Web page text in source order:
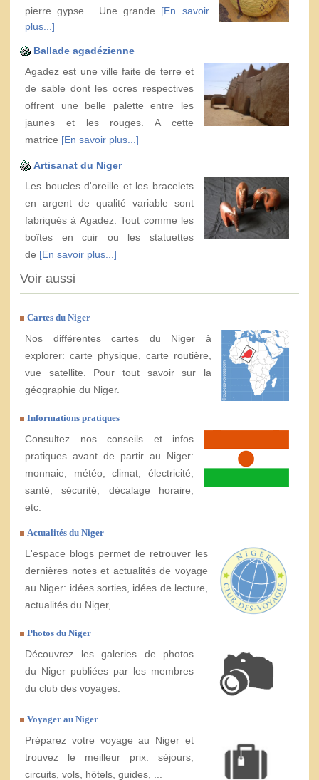
pierre gypse... Une grande [En savoir
plus...]
Ballade agadézienne
Agadez est une ville faite de terre et
de sable dont les ocres respectives
offrent une belle palette entre les
jaunes et les rouges. A cette
matrice [En savoir plus...]
Artisanat du Niger
Les boucles d'oreille et les bracelets
en argent de qualité variable sont
fabriqués à Agadez. Tout comme les
boîtes en cuir ou les statuettes
de [En savoir plus...]
Voir aussi
Cartes du Niger
Nos différentes cartes du Niger à
explorer: carte physique, carte routière,
vue satellite. Pour tout savoir sur la
géographie du Niger.
Informations pratiques
Consultez nos conseils et infos
pratiques avant de partir au Niger:
monnaie, météo, climat, électricité,
santé, sécurité, décalage horaire,
etc.
Actualités du Niger
L'espace blogs permet de retrouver les
dernières notes et actualités de voyage
au Niger: idées sorties, idées de lecture,
actualités du Niger, ...
Photos du Niger
Découvrez les galeries de photos
du Niger publiées par les membres
du club des voyages.
Voyager au Niger
Préparez votre voyage au Niger et
trouvez le meilleur prix: séjours,
circuits, vols, hôtels, guides, ...